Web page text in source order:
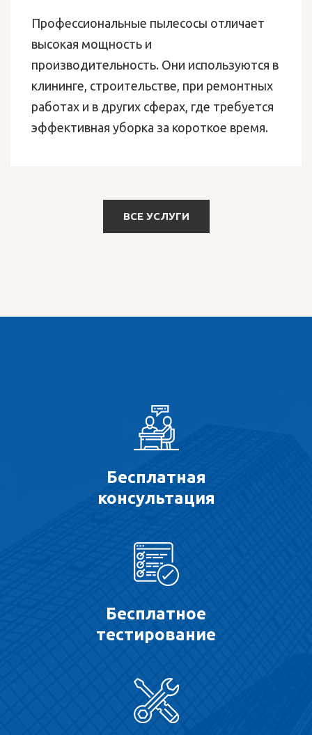
Профессиональные пылесосы отличает
высокая мощность и
производительность. Они используются в
клининге, строительстве, при ремонтных
работах и в других сферах, где требуется
эффективная уборка за короткое время.
ВСЕ УСЛУГИ
Бесплатная
консультация
Бесплатное
тестирование